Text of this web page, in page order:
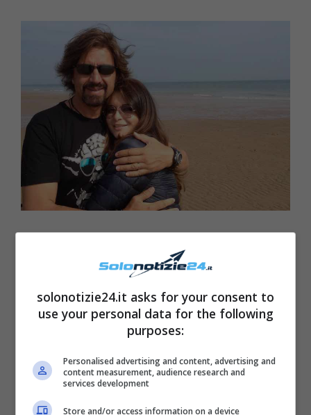
solonotizie24.it asks for your consent to
use your personal data for the following
purposes:
Personalised advertising and content, advertising and
content measurement, audience research and
services development
Store and/or access information on a device